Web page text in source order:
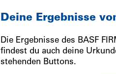
Deine Ergebnisse
Die Ergebnisse des BASF
findest du auch deine
stehenden Buttons.